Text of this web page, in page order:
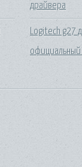
драйвера
Logitech g27
официальный